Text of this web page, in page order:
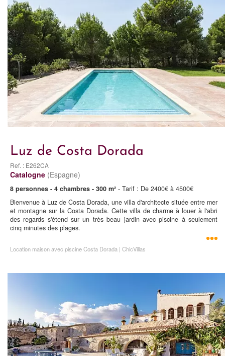
Luz de Costa Dorada
Ref. : E262CA
Catalogne (Espagne)
8 personnes - 4 chambres - 300 m² - Tarif : De 2400€ à 4500€
Bienvenue à Luz de Costa Dorada, une villa d'architecte située entre mer
et montagne sur la Costa Dorada. Cette villa de charme à louer à l'abri
des regards s'étend sur un très beau jardin avec piscine à seulement
cinq minutes des plages.
Location maison avec piscine Costa Dorada | ChicVillas